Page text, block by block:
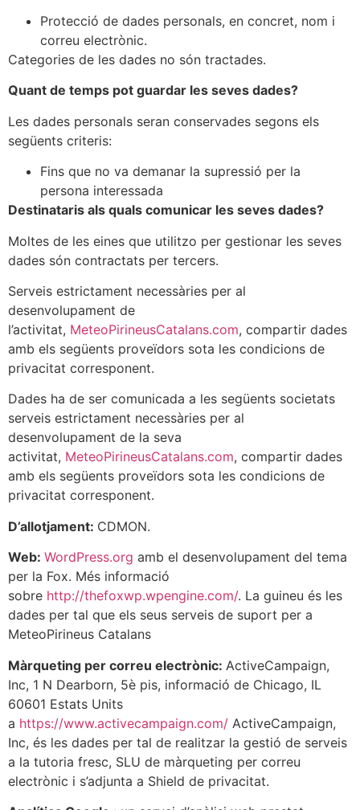
Protecció de dades personals, en concret, nom i
correu electrònic.
Categories de les dades no són tractades.
Quant de temps pot guardar les seves dades?
Les dades personals seran conservades segons els
següents criteris:
Fins que no va demanar la supressió per la
persona interessada
Destinataris als quals comunicar les seves dades?
Moltes de les eines que utilitzo per gestionar les seves
dades són contractats per tercers.
Serveis estrictament necessàries per al
desenvolupament de
l’activitat, MeteoPirineusCatalans.com, compartir dades
amb els següents proveïdors sota les condicions de
privacitat corresponent.
Dades ha de ser comunicada a les següents societats
serveis estrictament necessàries per al
desenvolupament de la seva
activitat, MeteoPirineusCatalans.com, compartir dades
amb els següents proveïdors sota les condicions de
privacitat corresponent.
D’allotjament: CDMON.
Web: WordPress.org amb el desenvolupament del tema
per la Fox. Més informació
sobre http://thefoxwp.wpengine.com/. La guineu és les
dades per tal que els seus serveis de suport per a
MeteoPirineus Catalans
Màrqueting per correu electrònic: ActiveCampaign,
Inc, 1 N Dearborn, 5è pis, informació de Chicago, IL
60601 Estats Units
a https://www.activecampaign.com/ ActiveCampaign,
Inc, és les dades per tal de realitzar la gestió de serveis
a la tutoria fresc, SLU de màrqueting per correu
electrònic i s’adjunta a Shield de privacitat.